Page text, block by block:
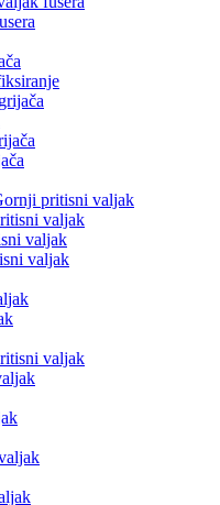
pritisni valjak
valjak
valjak
valjak
valjak